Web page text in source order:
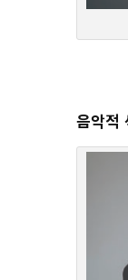
음악적